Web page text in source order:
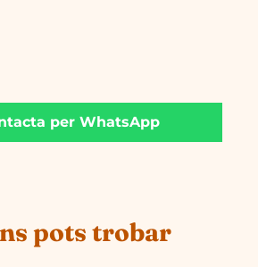
per WhatsApp
pots trobar